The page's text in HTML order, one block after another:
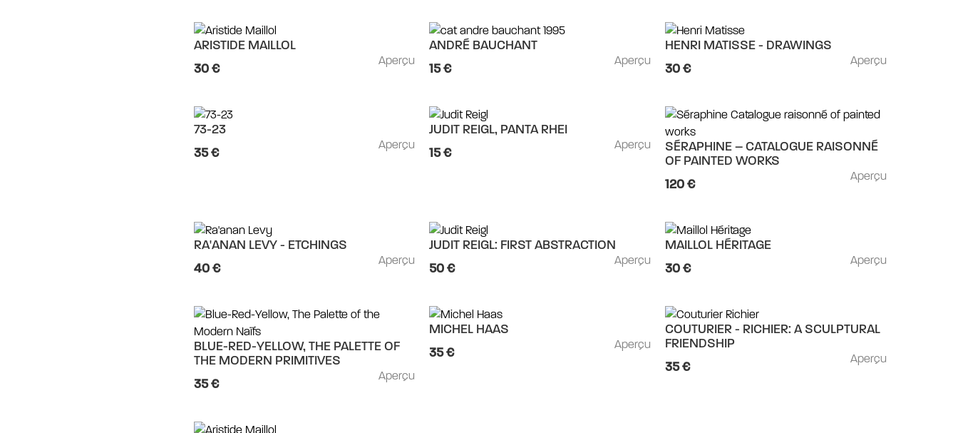
ARISTIDE MAILLOL
Aperçu
30 €
ANDRÉ BAUCHANT
Aperçu
15 €
HENRI MATISSE - DRAWINGS
Aperçu
30 €
73-23
Aperçu
35 €
JUDIT REIGL, PANTA RHEI
Aperçu
15 €
SÉRAPHINE – CATALOGUE RAISONNÉ
OF PAINTED WORKS
Aperçu
120 €
RA'ANAN LEVY - ETCHINGS
Aperçu
40 €
JUDIT REIGL: FIRST ABSTRACTION
Aperçu
50 €
MAILLOL HÉRITAGE
Aperçu
30 €
BLUE-RED-YELLOW, THE PALETTE OF
THE MODERN PRIMITIVES
Aperçu
35 €
MICHEL HAAS
Aperçu
35 €
COUTURIER - RICHIER: A SCULPTURAL
FRIENDSHIP
Aperçu
35 €